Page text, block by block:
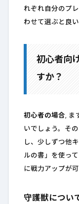
れぞれ自分のプ
わせて選ぶと良い
初心者向
すか？
初心者の場合, ま
いでしょう。そ
し、少しずつ他
ルの書」を使っ
に戦力アップが可
守護獣につい